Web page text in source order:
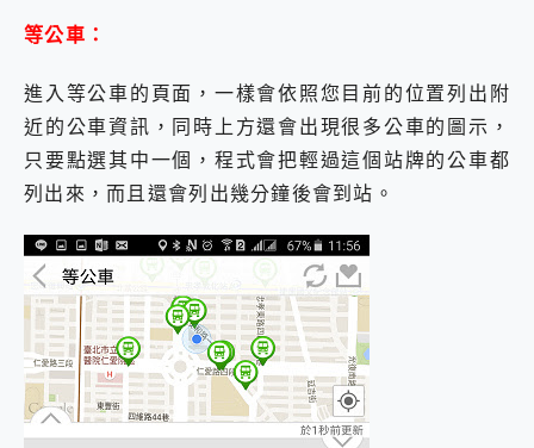
等公車：
進入等公車的頁面，一樣會依照您目前的位置列出附
近的公車資訊，同時上方還會出現很多公車的圖示，
只要點選其中一個，程式會把輕過這個站牌的公車都
列出來，而且還會列出幾分鐘後會到站。